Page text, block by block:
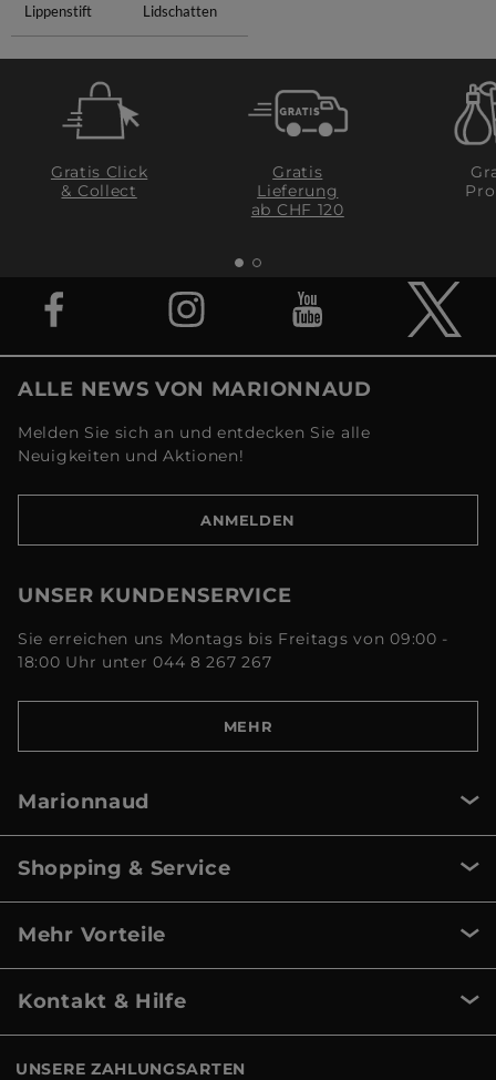
Lippenstift
Lidschatten
Gratis Click
& Collect
Gratis
Lieferung
ab CHF 120
ALLE NEWS VON MARIONNAUD
Melden Sie sich an und entdecken Sie alle
Neuigkeiten und Aktionen!
ANMELDEN
UNSER KUNDENSERVICE
Sie erreichen uns Montags bis Freitags von 09:00 -
18:00 Uhr unter 044 8 267 267
MEHR
Marionnaud
Shopping & Service
Mehr Vorteile
Kontakt & Hilfe
UNSERE ZAHLUNGSARTEN